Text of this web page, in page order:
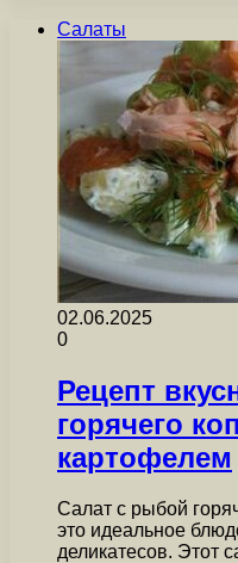
Салаты
02.06.2025
0
Рецепт
горячего
картофелем
Салат с рыбой
это идеальное
деликатесов. Этот